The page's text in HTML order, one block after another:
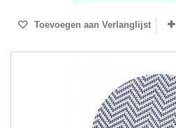
Toevoegen aan Verlanglijst